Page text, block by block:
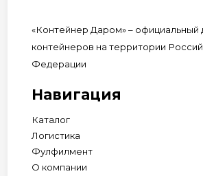
«Контейнер Даром» – официальный
контейнеров на территории
Федерации
Навигация
Каталог
Логистика
Фулфилмент
О компании